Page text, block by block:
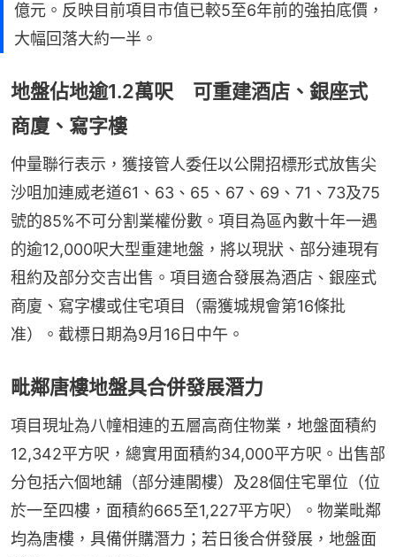
億元。反映目前項目市值已較5至6年前的強拍底價，
大幅回落大約一半。
地盤佔地逾1.2萬呎 可重建酒店、銀座式
商廈、寫字樓
仲量聯行表示，獲接管人委任以公開招標形式放售尖
沙咀加連威老道61、63、65、67、69、71、73及75
號的85%不可分割業權份數。項目為區內數十年一遇
的逾12,000呎大型重建地盤，將以現狀、部分連現有
租約及部分交吉出售。項目適合發展為酒店、銀座式
商廈、寫字樓或住宅項目（需獲城規會第16條批
准）。截標日期為9月16日中午。
毗鄰唐樓地盤具合併發展潛力
項目現址為八幢相連的五層高商住物業，地盤面積約
12,342平方呎，總實用面積約34,000平方呎。出售部
分包括六個地舖（部分連閣樓）及28個住宅單位（位
於一至四樓，面積約665至1,227平方呎）。物業毗鄰
均為唐樓，具備併購潛力；若日後合併發展，地盤面